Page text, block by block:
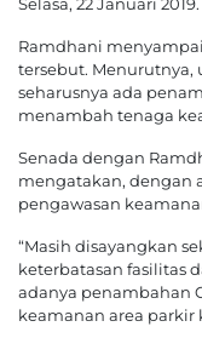
Selasa, 22 Januari 2019.
Ramdhani
tersebut.
seharusnya ada
menambah tenaga
Senada dengan
mengatakan, dengan
pengawasan
“Masih disayangkan
keterbatasan fasilitas
adanya penambahan
keamanan area parkir